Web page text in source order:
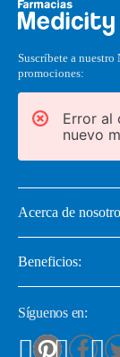
Suscríbete a nuestro
promociones:
Error al
nuevo
Acerca de
Beneficios:
Síguenos en: